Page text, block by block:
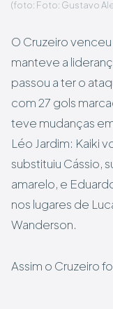
(foto: Foto: Gustavo
O Cruzeiro
manteve a
passou a ter o
com 27 gols
teve mudanças
Léo Jardim: Kaiki
substituiu Cássio,
amarelo, e
nos lugares de
Wanderson.
Assim o Cruzeiro